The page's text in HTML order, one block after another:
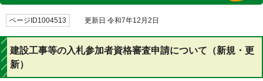
ページID1004513 更新日 令和7年12月2日
建設工事等の入札参加者資格審査申請について（新規・更
新）